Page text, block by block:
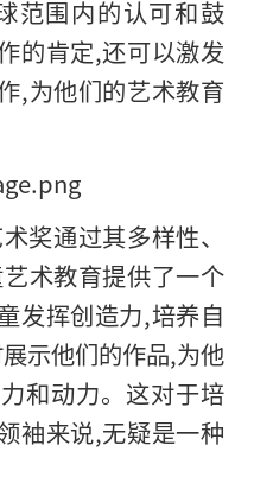
范围内的认可和鼓
的肯定,还可以激发
,为他们的艺术教育
奖通过其多样性、
术教育提供了一个
发挥创造力,培养自
示他们的作品,为他
和动力。这对于培
袖来说,无疑是一种